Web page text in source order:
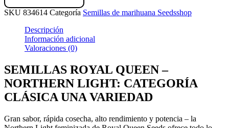
SKU 834614 Categoría Semillas de marihuana Seedsshop
Descripción
Información adicional
Valoraciones (0)
SEMILLAS ROYAL QUEEN –
NORTHERN LIGHT: CATEGORÍA
CLÁSICA UNA VARIEDAD
Gran sabor, rápida cosecha, alto rendimiento y potencia – la